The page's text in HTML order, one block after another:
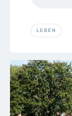
LEBEN